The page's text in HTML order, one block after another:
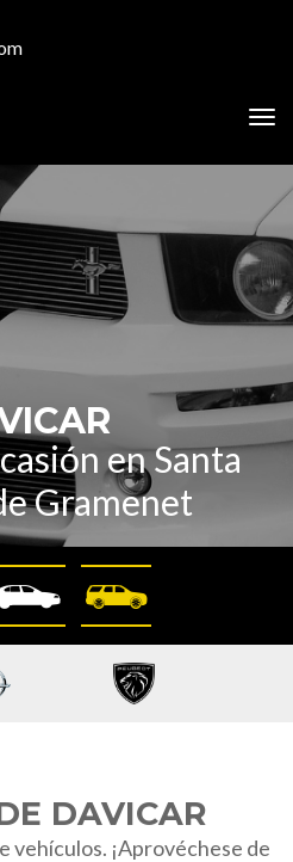
en Santa
Gramenet
DAVICAR
vehículos. ¡Aprovéchese de